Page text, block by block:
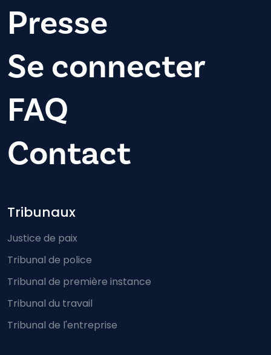
Presse
Se connecter
FAQ
Contact
Footer-menu
Tribunaux
Justice de paix
Tribunal de police
Tribunal de première instance
Tribunal du travail
Tribunal de l'entreprise